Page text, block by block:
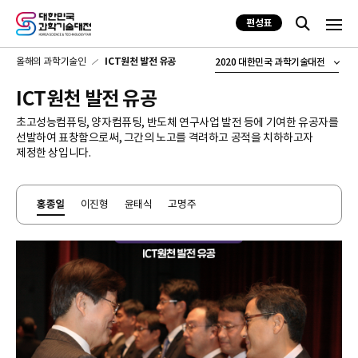
2020 대한민국 과학기술대전
편성표
올해의 과학기술인 ICT원천 발전 유공
ICT원천 발전 유공
초고성능컴퓨팅, 양자컴퓨팅, 반도체 연구사업 발전 등에 기여한 유공자를
선발하여 표창함으로써, 그간의 노고를 격려하고 공적을 치하하고자
제정한 상입니다.
홍종일 이진형 윤태식 고명주